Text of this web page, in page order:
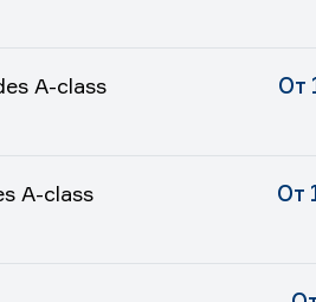
A-class От
A-class От